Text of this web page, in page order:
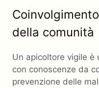
della comunità
Un apicoltore vigile è
con conoscenze da
prevenzione delle